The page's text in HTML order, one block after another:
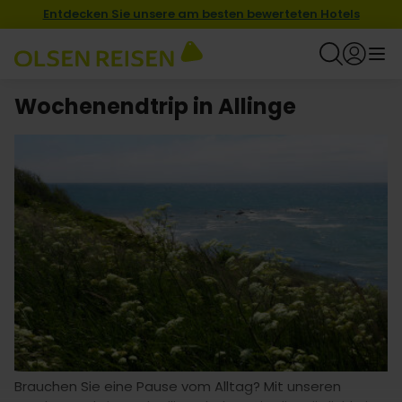
Entdecken Sie unsere am besten bewerteten Hotels
Wochenendtrip in Allinge
Brauchen Sie eine Pause vom Alltag? Mit unseren